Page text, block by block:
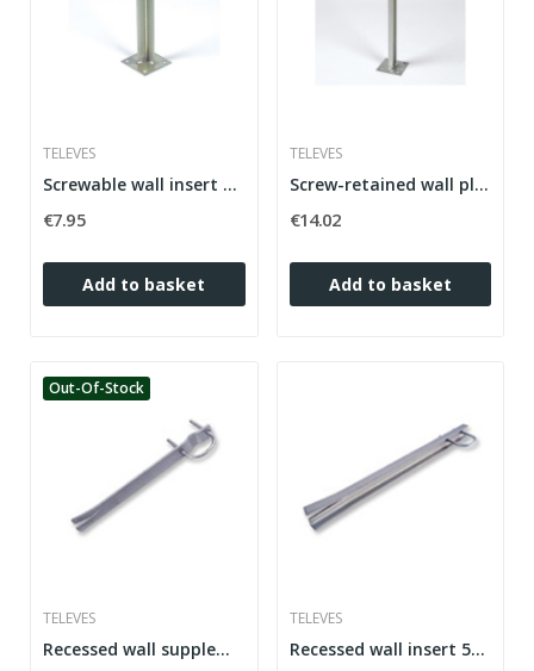
TELEVES
Screwable wall insert 300mm l
€7.95
Add to basket
TELEVES
Screw-retained wall plug 500mm u-
€14.02
Add to basket
Out-Of-Stock
TELEVES
Recessed wall supplement 350mm i-
TELEVES
Recessed wall insert 500mm or reinforced